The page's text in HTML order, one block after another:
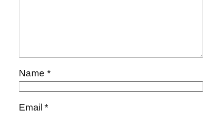
Name *
Email*